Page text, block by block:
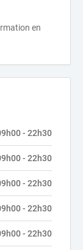
en
- 22h30
- 22h30
- 22h30
- 22h30
- 22h30